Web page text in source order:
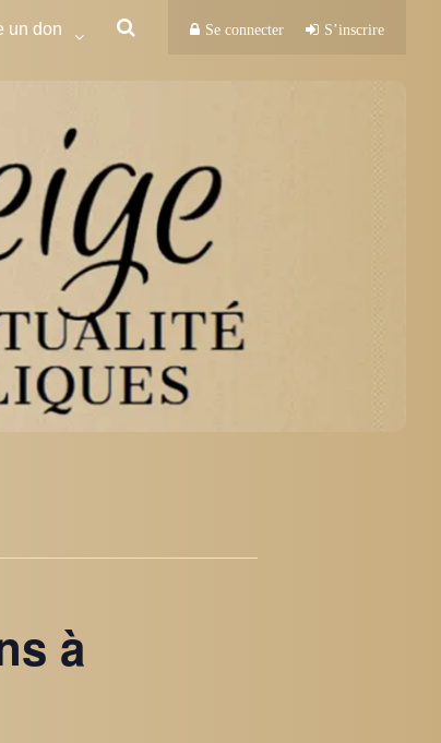
un don Se connecter S’inscrire
à